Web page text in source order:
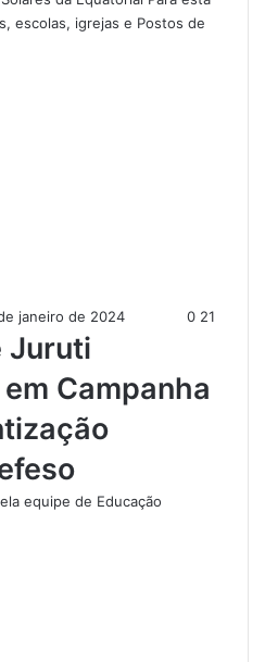
escolas, igrejas e Postos de
janeiro de 2024 0 21
Juruti
Campanha
equipe de Educação